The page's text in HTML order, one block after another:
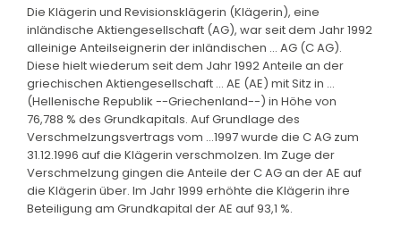
Die Klägerin und Revisionsklägerin (Klägerin), eine
inländische Aktiengesellschaft (AG), war seit dem Jahr 1992
alleinige Anteilseignerin der inländischen ... AG (C AG).
Diese hielt wiederum seit dem Jahr 1992 Anteile an der
griechischen Aktiengesellschaft ... AE (AE) mit Sitz in ...
(Hellenische Republik --Griechenland--) in Höhe von
76,788 % des Grundkapitals. Auf Grundlage des
Verschmelzungsvertrags vom ...1997 wurde die C AG zum
31.12.1996 auf die Klägerin verschmolzen. Im Zuge der
Verschmelzung gingen die Anteile der C AG an der AE auf
die Klägerin über. Im Jahr 1999 erhöhte die Klägerin ihre
Beteiligung am Grundkapital der AE auf 93,1 %.